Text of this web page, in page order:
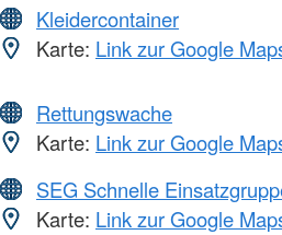
Kleidercontainer
Karte: Link zur Google
Rettungswache
Karte: Link zur Google
SEG Schnelle
Karte: Link zur Google